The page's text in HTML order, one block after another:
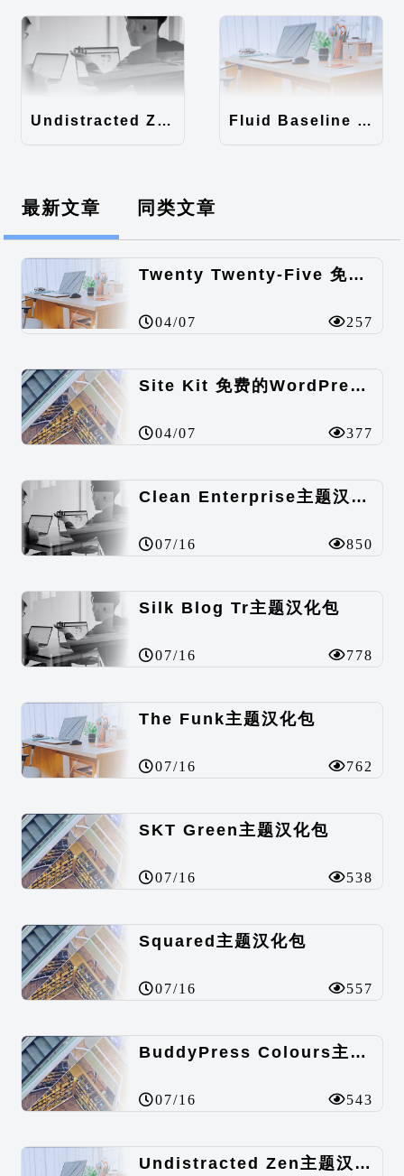
Undistracted Zen主题汉化包 Fluid Baseline Grid主题汉化包
最新文章 同类文章
Twenty Twenty-Five 免费的WordPress内容主题
04/07 257
Site Kit 免费的WordPress数据统计插件
04/07 377
Clean Enterprise主题汉化包
07/16 850
Silk Blog Tr主题汉化包
07/16 778
The Funk主题汉化包
07/16 762
SKT Green主题汉化包
07/16 538
Squared主题汉化包
07/16 557
BuddyPress Colours主题汉化包
07/16 543
Undistracted Zen主题汉化包